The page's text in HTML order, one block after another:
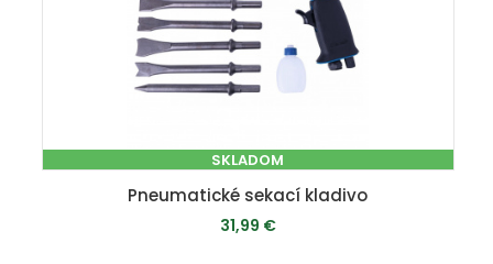
SKLADOM
Pneumatické sekací kladivo
31,99 €